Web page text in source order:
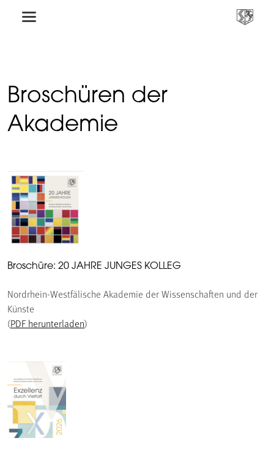
Broschüren der
Akademie
Broschüre: 20 JAHRE JUNGES KOLLEG
Nordrhein-Westfälische Akademie der Wissenschaften und der
Künste
(PDF herunterladen)